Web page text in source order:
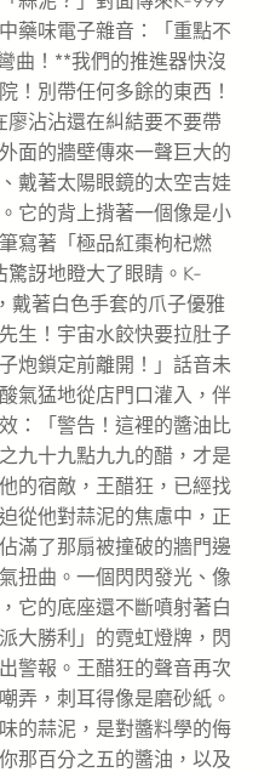
藥味電子雜音：「重點不
曲！**我們的推進器快沒
！別帶任何多餘的東西！
沾沾還在糾結要不要帶
面的牆壁傳來一聲巨大的
戴著太陽眼鏡的太空吉娃
它的背上揹著一個像是小
寫著「極品紅棗枸杞燃
訝地瞪大了眼睛。K-
戴著白色手套的爪子優雅
生！宇宙水餃快要拉肚子
炮鎖定前離開！」話音未
氣猛地從店門口灌入，伴
：「警告！這裡的醬油比
九十九點九九的醋，才是
的宿敵，王醋狂，已經找
從他對蒜泥的焦慮中，正
滿了那扇被撞破的牆門邊
扭曲。一個閃閃發光、像
它的底座還不斷噴射著白
大勝利」的霓虹燈牌，閃
警報。王醋狂的聲音再次
弄，刺耳得像是磨砂紙。
的蒜泥，是對醬料學的侮
那百分之五的醬油，以及